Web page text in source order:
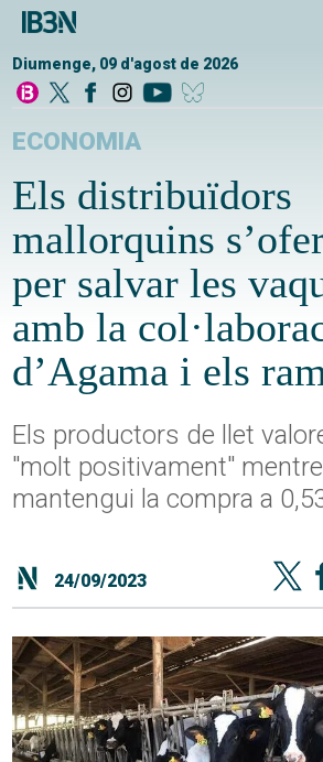
Diumenge, 09 d'agost de 2026
ECONOMIA
Els distribuïdors
mallorquins
per salvar les
amb la
d’Agama i els
Els productors de llet
"molt positivament"
mantengui la compra a
24/09/2023